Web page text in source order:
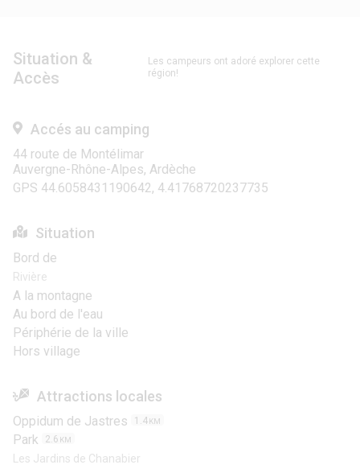
Situation &
Accès
Les campeurs ont adoré explorer cette
région!
Accés au camping
44 route de Montélimar
Auvergne-Rhône-Alpes, Ardèche
GPS 44.6058431190642, 4.41768720237735
Situation
Bord de
Rivière
A la montagne
Au bord de l'eau
Périphérie de la ville
Hors village
Attractions locales
Oppidum de Jastres 1.4 KM
Park 2.6 KM
Les Jardins de Chanabier